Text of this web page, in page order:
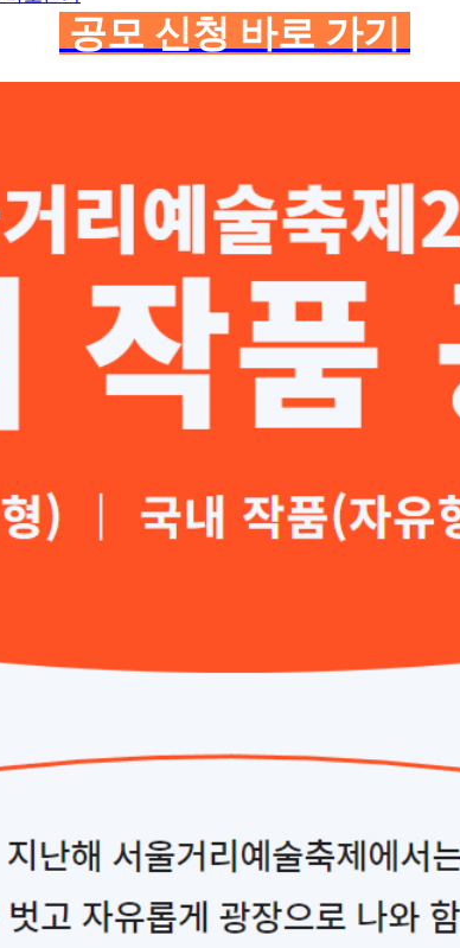
공모 신청 바로 가기